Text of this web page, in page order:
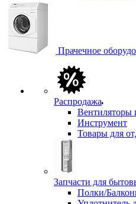
Прачечное
Распродажа
Вентиляторы
Инструмент
Товары для
Запчасти для
Полки/